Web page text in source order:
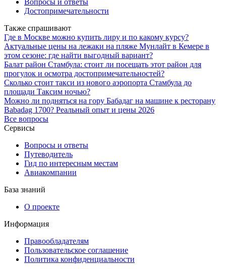
Достопримечательности
Также спрашивают
Где в Москве можно купить лиру и по какому курсу?
Актуальные цены на лежаки на пляже Мунлайт в Кемере в
этом сезоне: где найти выгодный вариант?
Балат район Стамбула: стоит ли посещать этот район для
прогулок и осмотра достопримечательностей?
Сколько стоит такси из нового аэропорта Стамбула до
площади Таксим ночью?
Можно ли подняться на гору Бабадаг на машине к ресторану
Babadag 1700? Реальный опыт и цены 2026
Все вопросы
Сервисы
Вопросы и ответы
Путеводитель
Гид по интересным местам
Авиакомпании
База знаний
О проекте
Информация
Правообладателям
Пользовательское соглашение
Политика конфиденциальности